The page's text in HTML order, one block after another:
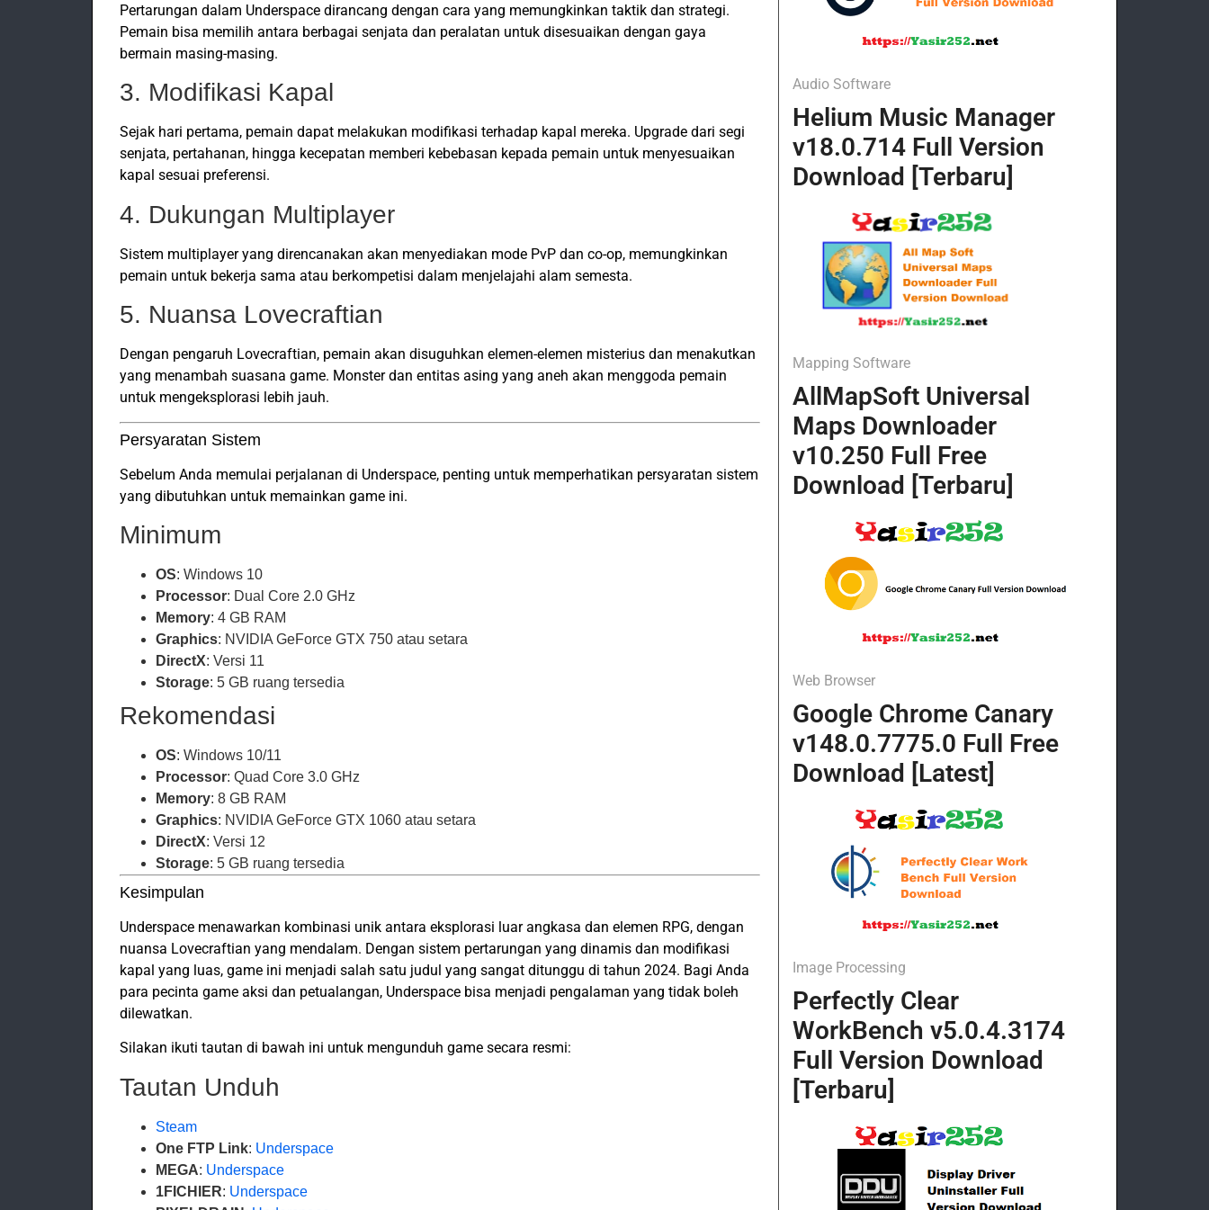
Pertarungan dalam Underspace dirancang dengan cara yang memungkinkan taktik dan strategi.
Pemain bisa memilih antara berbagai senjata dan peralatan untuk disesuaikan dengan gaya
bermain masing-masing.
3. Modifikasi Kapal
Sejak hari pertama, pemain dapat melakukan modifikasi terhadap kapal mereka. Upgrade dari segi
senjata, pertahanan, hingga kecepatan memberi kebebasan kepada pemain untuk menyesuaikan
kapal sesuai preferensi.
4. Dukungan Multiplayer
Sistem multiplayer yang direncanakan akan menyediakan mode PvP dan co-op, memungkinkan
pemain untuk bekerja sama atau berkompetisi dalam menjelajahi alam semesta.
5. Nuansa Lovecraftian
Dengan pengaruh Lovecraftian, pemain akan disuguhkan elemen-elemen misterius dan menakutkan
yang menambah suasana game. Monster dan entitas asing yang aneh akan menggoda pemain
untuk mengeksplorasi lebih jauh.
Persyaratan Sistem
Sebelum Anda memulai perjalanan di Underspace, penting untuk memperhatikan persyaratan sistem
yang dibutuhkan untuk memainkan game ini.
Minimum
OS: Windows 10
Processor: Dual Core 2.0 GHz
Memory: 4 GB RAM
Graphics: NVIDIA GeForce GTX 750 atau setara
DirectX: Versi 11
Storage: 5 GB ruang tersedia
Rekomendasi
OS: Windows 10/11
Processor: Quad Core 3.0 GHz
Memory: 8 GB RAM
Graphics: NVIDIA GeForce GTX 1060 atau setara
DirectX: Versi 12
Storage: 5 GB ruang tersedia
Kesimpulan
Underspace menawarkan kombinasi unik antara eksplorasi luar angkasa dan elemen RPG, dengan
nuansa Lovecraftian yang mendalam. Dengan sistem pertarungan yang dinamis dan modifikasi
kapal yang luas, game ini menjadi salah satu judul yang sangat ditunggu di tahun 2024. Bagi Anda
para pecinta game aksi dan petualangan, Underspace bisa menjadi pengalaman yang tidak boleh
dilewatkan.
Silakan ikuti tautan di bawah ini untuk mengunduh game secara resmi:
Tautan Unduh
Steam
One FTP Link: Underspace
MEGA: Underspace
1FICHIER: Underspace
Audio Software
Helium Music Manager
v18.0.714 Full Version
Download [Terbaru]
Mapping Software
AllMapSoft Universal
Maps Downloader
v10.250 Full Free
Download [Terbaru]
Web Browser
Google Chrome Canary
v148.0.7775.0 Full Free
Download [Latest]
Image Processing
Perfectly Clear
WorkBench v5.0.4.3174
Full Version Download
[Terbaru]